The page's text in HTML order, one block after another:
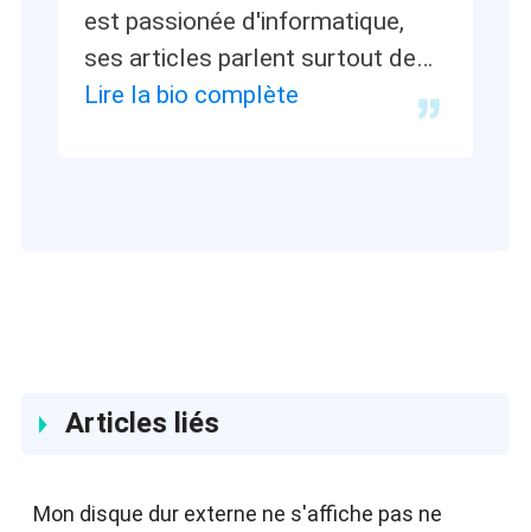
est passionée d'informatique,
ses articles parlent surtout de
récupération et de sauvegarde
Lire la bio complète
Articles liés
Mon disque dur externe ne s'affiche pas ne